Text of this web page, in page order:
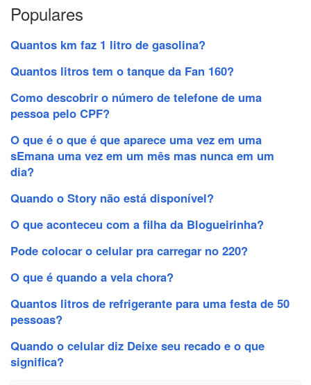
Populares
Quantos km faz 1 litro de gasolina?
Quantos litros tem o tanque da Fan 160?
Como descobrir o número de telefone de uma
pessoa pelo CPF?
O que é o que é que aparece uma vez em uma
sEmana uma vez em um mês mas nunca em um
dia?
Quando o Story não está disponível?
O que aconteceu com a filha da Blogueirinha?
Pode colocar o celular pra carregar no 220?
O que é quando a vela chora?
Quantos litros de refrigerante para uma festa de 50
pessoas?
Quando o celular diz Deixe seu recado e o que
significa?